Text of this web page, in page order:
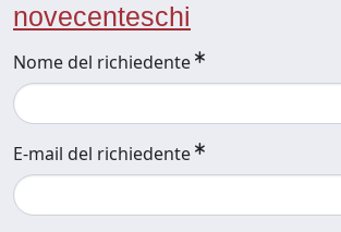
novecenteschi
Nome del richiedente
E-mail del richiedente